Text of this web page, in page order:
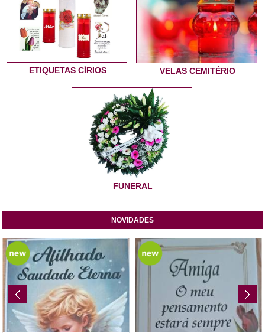
ETIQUETAS CÍRIOS VELAS CEMITÉRIO
FUNERAL
NOVIDADES